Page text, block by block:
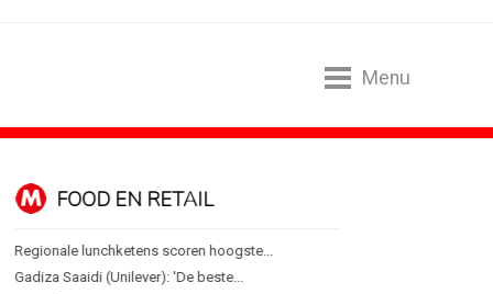
Menu
FOOD EN RETAIL
Regionale lunchketens scoren hoogste...
Gadiza Saaidi (Unilever): 'De beste...